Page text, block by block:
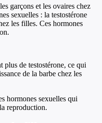
garçons et les ovaires chez
sexuelles : la testostérone
les filles. Ces hormones
plus de testostérone, ce qui
de la barbe chez les
hormones sexuelles qui
reproduction.